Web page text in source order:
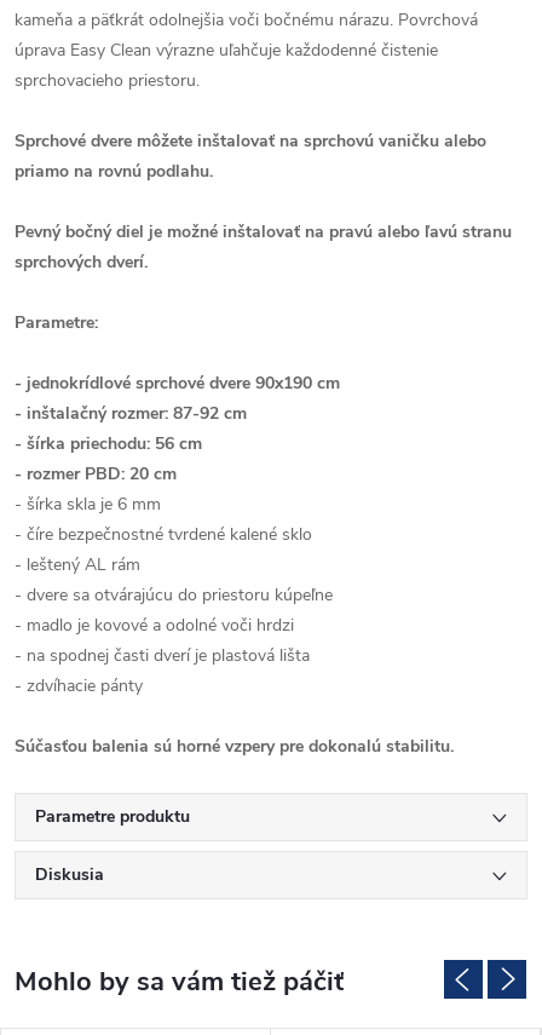
kameňa a päťkrát odolnejšia voči bočnému nárazu. Povrchová
úprava Easy Clean výrazne uľahčuje každodenné čistenie
sprchovacieho priestoru.
Sprchové dvere môžete inštalovať na sprchovú vaničku alebo
priamo na rovnú podlahu.
Pevný bočný diel je možné inštalovať na pravú alebo ľavú stranu
sprchových dverí.
Parametre:
- jednokrídlové sprchové dvere 90x190 cm
- inštalačný rozmer: 87-92 cm
- šírka priechodu: 56 cm
- rozmer PBD: 20 cm
- šírka skla je 6 mm
- číre bezpečnostné tvrdené kalené sklo
- leštený AL rám
- dvere sa otvárajúcu do priestoru kúpeľne
- madlo je kovové a odolné voči hrdzi
- na spodnej časti dverí je plastová lišta
- zdvíhacie pánty
Súčasťou balenia sú horné vzpery pre dokonalú stabilitu.
Parametre produktu
Diskusia